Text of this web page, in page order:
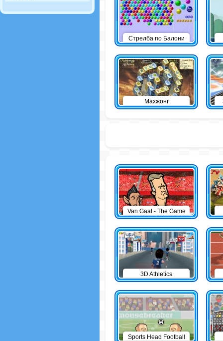
Стрелба по Балони
Махжонг
Van Gaal - The Game
3D Athletics
Sports Head Football